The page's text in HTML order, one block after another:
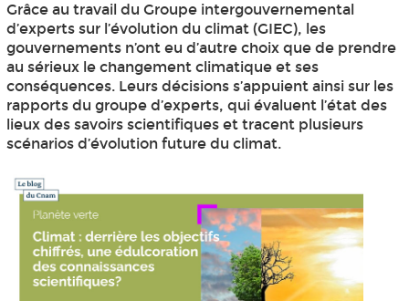
Grâce au travail du Groupe intergouvernemental
d’experts sur l’évolution du climat (GIEC), les
gouvernements n’ont eu d’autre choix que de prendre
au sérieux le changement climatique et ses
conséquences. Leurs décisions s’appuient ainsi sur les
rapports du groupe d’experts, qui évaluent l’état des
lieux des savoirs scientifiques et tracent plusieurs
scénarios d’évolution future du climat.